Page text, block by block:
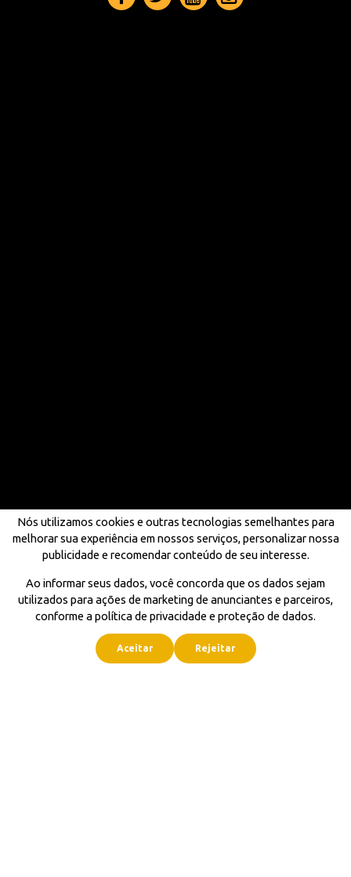
Nós utilizamos cookies e outras tecnologias semelhantes para
melhorar sua experiência em nossos serviços, personalizar nossa
publicidade e recomendar conteúdo de seu interesse.
Ao informar seus dados, você concorda que os dados sejam
utilizados para ações de marketing de anunciantes e parceiros,
conforme a política de privacidade e proteção de dados.
Aceitar Rejeitar